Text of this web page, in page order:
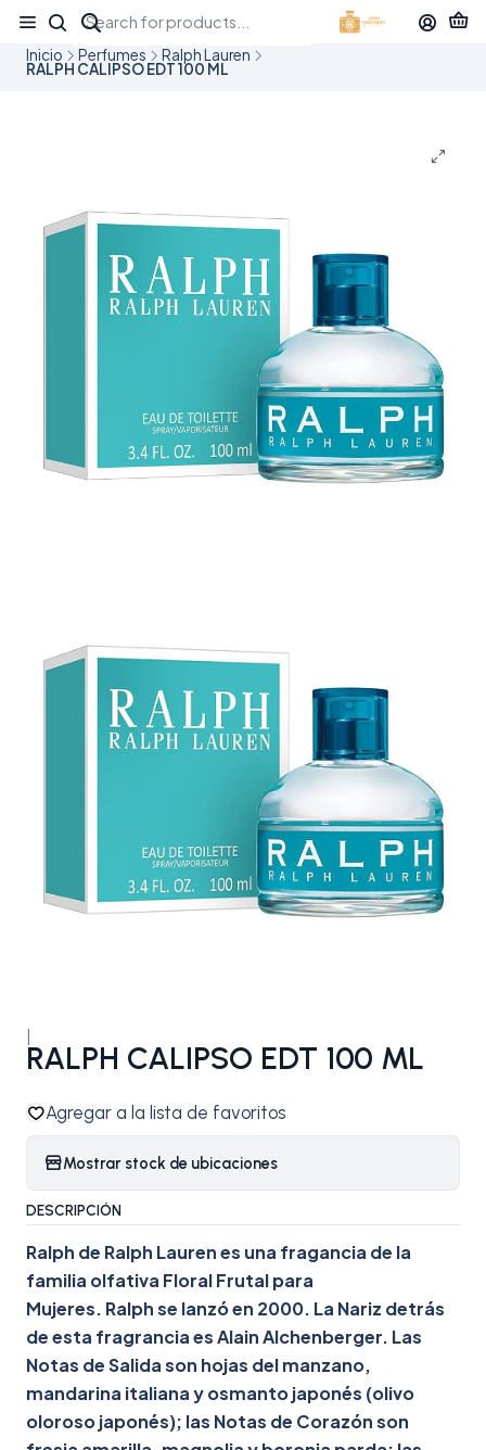
¡APROVECHA NUESTRAS OFERTAS EN TUBBEES ESTE DÍA DEL NIÑO!
Inicio Perfumes Ralph Lauren
RALPH CALIPSO EDT 100 ML
RALPH CALIPSO EDT 100 ML
Agregar a la lista de favoritos
Mostrar stock de ubicaciones
DESCRIPCIÓN
Ralph de Ralph Lauren es una fragancia de la
familia olfativa Floral Frutal para
Mujeres. Ralph se lanzó en 2000. La Nariz detrás
de esta fragrancia es Alain Alchenberger. Las
Notas de Salida son hojas del manzano,
mandarina italiana y osmanto japonés (olivo
oloroso japonés); las Notas de Corazón son